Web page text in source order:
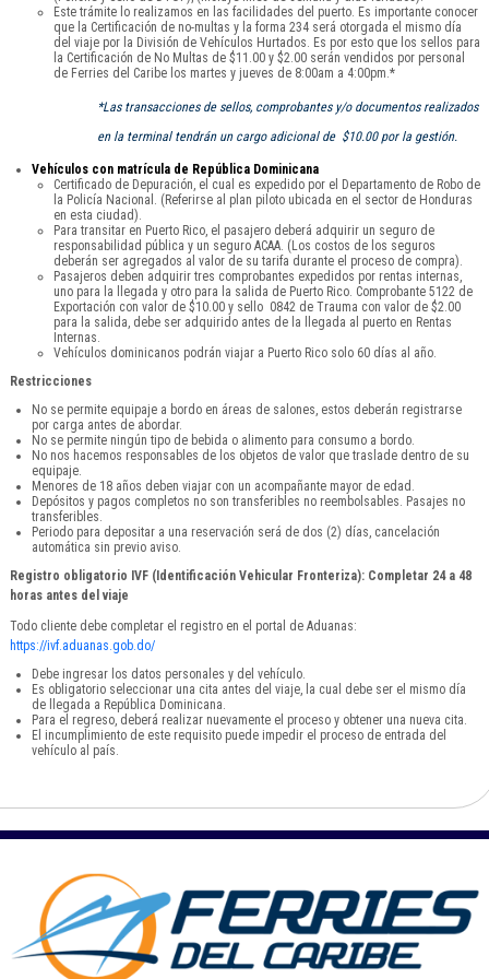
Este trámite lo realizamos en las facilidades del puerto. Es importante conocer
que la Certificación de no-multas y la forma 234 será otorgada el mismo día
del viaje por la División de Vehículos Hurtados. Es por esto que los sellos para
la Certificación de No Multas de $11.00 y $2.00 serán vendidos por personal
de Ferries del Caribe los martes y jueves de 8:00am a 4:00pm.*
*Las transacciones de sellos, comprobantes y/o documentos realizados
en la terminal tendrán un cargo adicional de $10.00 por la gestión.
Vehículos con matrícula de República Dominicana
Certificado de Depuración, el cual es expedido por el Departamento de Robo de
la Policía Nacional. (Referirse al plan piloto ubicada en el sector de Honduras
en esta ciudad).
Para transitar en Puerto Rico, el pasajero deberá adquirir un seguro de
responsabilidad pública y un seguro ACAA. (Los costos de los seguros
deberán ser agregados al valor de su tarifa durante el proceso de compra).
Pasajeros deben adquirir tres comprobantes expedidos por rentas internas,
uno para la llegada y otro para la salida de Puerto Rico. Comprobante 5122 de
Exportación con valor de $10.00 y sello 0842 de Trauma con valor de $2.00
para la salida, debe ser adquirido antes de la llegada al puerto en Rentas
Internas.
Vehículos dominicanos podrán viajar a Puerto Rico solo 60 días al año.
Restricciones
No se permite equipaje a bordo en áreas de salones, estos deberán registrarse
por carga antes de abordar.
No se permite ningún tipo de bebida o alimento para consumo a bordo.
No nos hacemos responsables de los objetos de valor que traslade dentro de su
equipaje.
Menores de 18 años deben viajar con un acompañante mayor de edad.
Depósitos y pagos completos no son transferibles no reembolsables. Pasajes no
transferibles.
Periodo para depositar a una reservación será de dos (2) días, cancelación
automática sin previo aviso.
Registro obligatorio IVF (Identificación Vehicular Fronteriza): Completar 24 a 48
horas antes del viaje
Todo cliente debe completar el registro en el portal de Aduanas:
https://ivf.aduanas.gob.do/
Debe ingresar los datos personales y del vehículo.
Es obligatorio seleccionar una cita antes del viaje, la cual debe ser el mismo día
de llegada a República Dominicana.
Para el regreso, deberá realizar nuevamente el proceso y obtener una nueva cita.
El incumplimiento de este requisito puede impedir el proceso de entrada del
vehículo al país.